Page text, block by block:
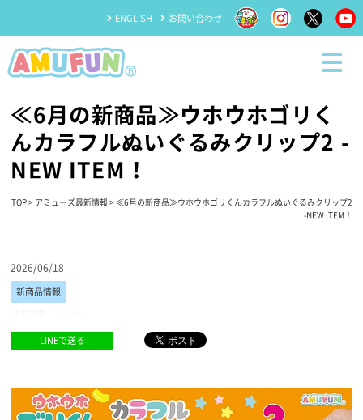
ENGLISH お問い合わせ
≪6月の新商品≫ウホウホゴリく
んカラフルぬいぐるみクリップ2 -
NEW ITEM！
TOP> アミューズ最新情報> ≪6月の新商品≫ウホウホゴリくんカラフルぬいぐるみクリップ2
-NEW ITEM！
2026/06/18
新商品情報
LINEで送る